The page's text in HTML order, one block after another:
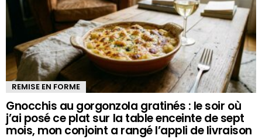
REMISE EN FORME
Gnocchis au gorgonzola gratinés : le soir où
j’ai posé ce plat sur la table enceinte de sept
mois, mon conjoint a rangé l’appli de livraison